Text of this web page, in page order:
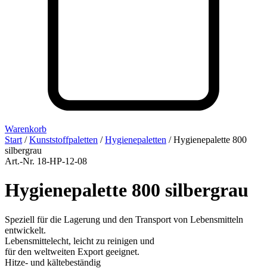
Warenkorb
Start /Kunststoffpaletten /Hygienepaletten / Hygienepalette 800
silbergrau
Art.-Nr. 18-HP-12-08
Hygienepalette 800 silbergrau
Speziell für die Lagerung und den Transport von Lebensmitteln
entwickelt.
Lebensmittelecht, leicht zu reinigen und
für den weltweiten Export geeignet.
Hitze- und kältebeständig